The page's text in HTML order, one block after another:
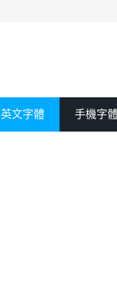
英文字體 手機字